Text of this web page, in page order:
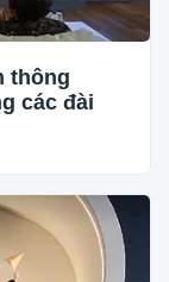
thông
các đài